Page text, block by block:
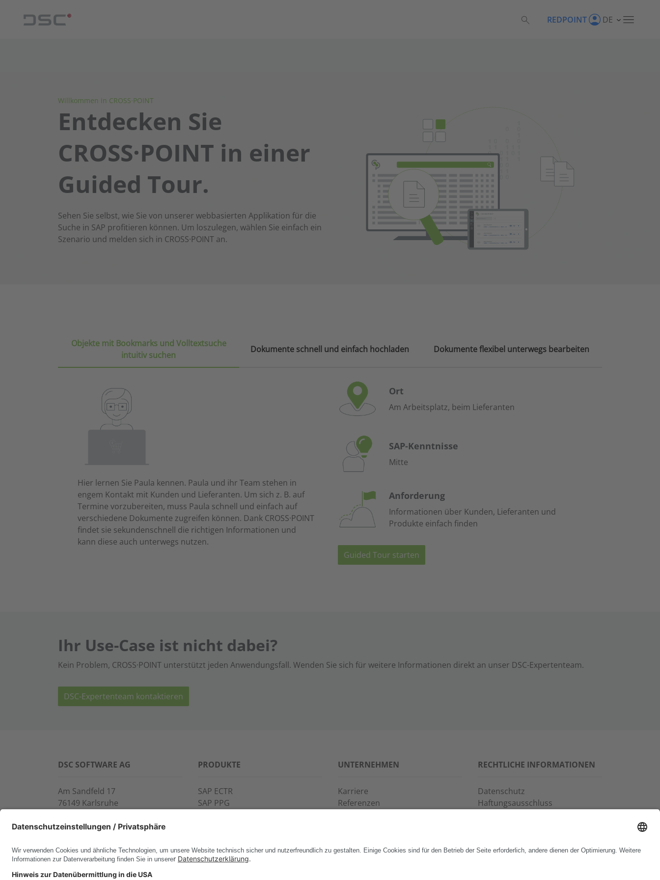
REDPOINT DE
Willkommen in CROSS·POINT
Entdecken Sie
CROSS·POINT in einer
Guided Tour.
Sehen Sie selbst, wie Sie von unserer webbasierten Applikation für die
Suche in SAP profitieren können. Um loszulegen, wählen Sie einfach ein
Szenario und melden sich in CROSS·POINT an.
Objekte mit Bookmarks und Volltextsuche
intuitiv suchen
Dokumente schnell und einfach hochladen Dokumente flexibel unterwegs bearbeiten
Hier lernen Sie Paula kennen. Paula und ihr Team stehen in
engem Kontakt mit Kunden und Lieferanten. Um sich z. B. auf
Termine vorzubereiten, muss Paula schnell und einfach auf
verschiedene Dokumente zugreifen können. Dank CROSS·POINT
findet sie sekundenschnell die richtigen Informationen und
kann diese auch unterwegs nutzen.
Ort
Am Arbeitsplatz, beim Lieferanten
SAP-Kenntnisse
Mitte
Anforderung
Informationen über Kunden, Lieferanten und
Produkte einfach finden
Guided Tour starten
Ihr Use-Case ist nicht dabei?
Kein Problem, CROSS·POINT unterstützt jeden Anwendungsfall. Wenden Sie sich für weitere Informationen direkt an unser DSC-Expertenteam.
DSC-Expertenteam kontaktieren
DSC SOFTWARE AG
Am Sandfeld 17
76149 Karlsruhe
Fax: +49 721 9774-101
PRODUKTE
SAP ECTR
SAP PPG
WIS
UNTERNEHMEN
Karriere
Referenzen
Support
RECHTLICHE INFORMATIONEN
Datenschutz
Haftungsausschluss
Copyrights & Markenhinweise